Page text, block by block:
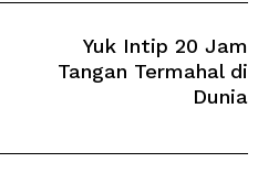
Yuk Intip 20 Jam
Tangan Termahal di
Dunia